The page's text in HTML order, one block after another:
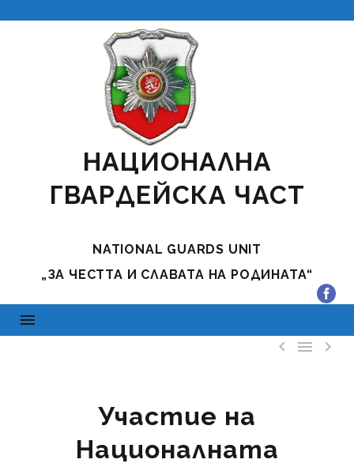
НАЦИОНАЛНА
ГВАРДЕЙСКА ЧАСТ
NATIONAL GUARDS UNIT
„ЗА ЧЕСТТА И СЛАВАТА НА РОДИНАТА“
  
Участие на
Националната